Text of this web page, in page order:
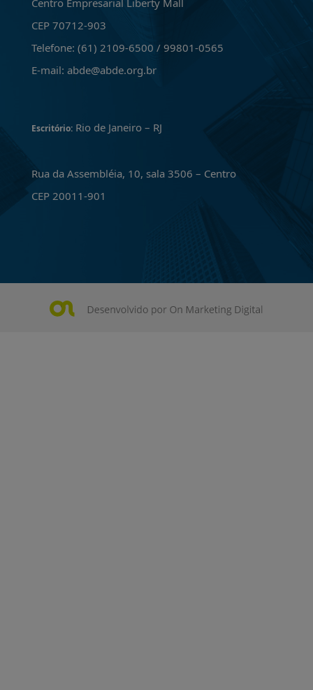
Centro Empresarial Liberty Mall
CEP 70712-903
Telefone: (61) 2109-6500 / 99801-0565
E-mail: abde@abde.org.br
Escritório:Rio de Janeiro – RJ
Rua da Assembléia, 10, sala 3506 – Centro
CEP 20011-901